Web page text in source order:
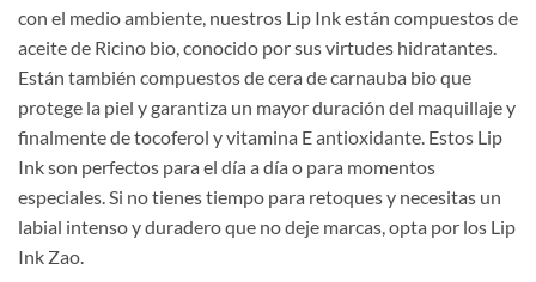
con el medio ambiente, nuestros Lip Ink están compuestos de
aceite de Ricino bio, conocido por sus virtudes hidratantes.
Están también compuestos de cera de carnauba bio que
protege la piel y garantiza un mayor duración del maquillaje y
finalmente de tocoferol y vitamina E antioxidante. Estos Lip
Ink son perfectos para el día a día o para momentos
especiales. Si no tienes tiempo para retoques y necesitas un
labial intenso y duradero que no deje marcas, opta por los Lip
Ink Zao.